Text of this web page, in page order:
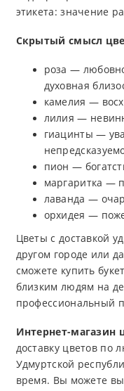
этикета: значение
Скрытый смысл
роза —
духовная
камелия —
лилия —
гиацинты —
пион —
маргаритка —
лаванда —
орхидея —
Цветы с доставкой
другом городе или
сможете купить
близким людям на
профессиональный
Интернет-магазин
доставку цветов по
Удмуртской
время. Вы можете